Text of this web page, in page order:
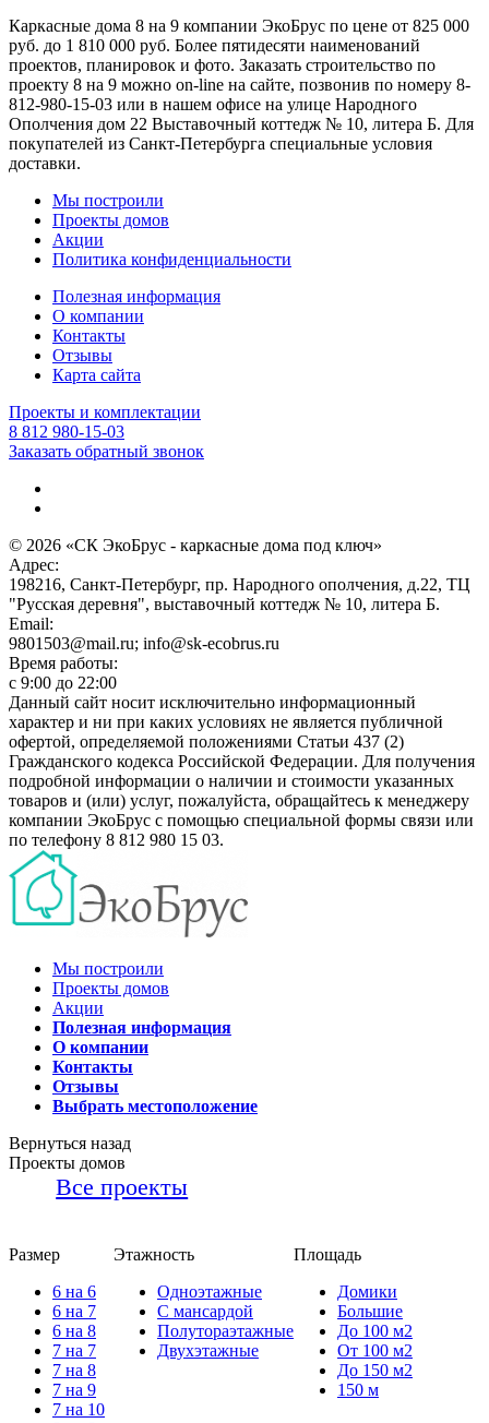
Каркасные дома 8 на 9 компании ЭкоБрус по цене от 825 000
руб. до 1 810 000 руб. Более пятидесяти наименований
проектов, планировок и фото. Заказать строительство по
проекту 8 на 9 можно on-line на сайте, позвонив по номеру 8-
812-980-15-03 или в нашем офисе на улице Народного
Ополчения дом 22 Выставочный коттедж № 10, литера Б. Для
покупателей из Санкт-Петербурга специальные условия
доставки.
Мы построили
Проекты домов
Акции
Политика конфиденциальности
Полезная информация
О компании
Контакты
Отзывы
Карта сайта
Проекты и комплектации
8 812 980-15-03
Заказать обратный звонок
© 2026 «СК ЭкоБрус - каркасные дома под ключ»
Адрес:
198216, Санкт-Петербург, пр. Народного ополчения, д.22, ТЦ
"Русская деревня", выставочный коттедж № 10, литера Б.
Email:
9801503@mail.ru; info@sk-ecobrus.ru
Время работы:
c 9:00 до 22:00
Данный сайт носит исключительно информационный
характер и ни при каких условиях не является публичной
офертой, определяемой положениями Статьи 437 (2)
Гражданского кодекса Российской Федерации. Для получения
подробной информации о наличии и стоимости указанных
товаров и (или) услуг, пожалуйста, обращайтесь к менеджеру
компании ЭкоБрус с помощью специальной формы связи или
по телефону 8 812 980 15 03.
Мы построили
Проекты домов
Акции
Полезная информация
О компании
Контакты
Отзывы
Выбрать местоположение
Вернуться назад
Проекты домов
Все проекты
Размер
6 на 6
6 на 7
6 на 8
7 на 7
7 на 8
7 на 9
7 на 10
Этажность
Одноэтажные
С мансардой
Полутораэтажные
Двухэтажные
Площадь
Домики
Большие
До 100 м2
От 100 м2
До 150 м2
150 м